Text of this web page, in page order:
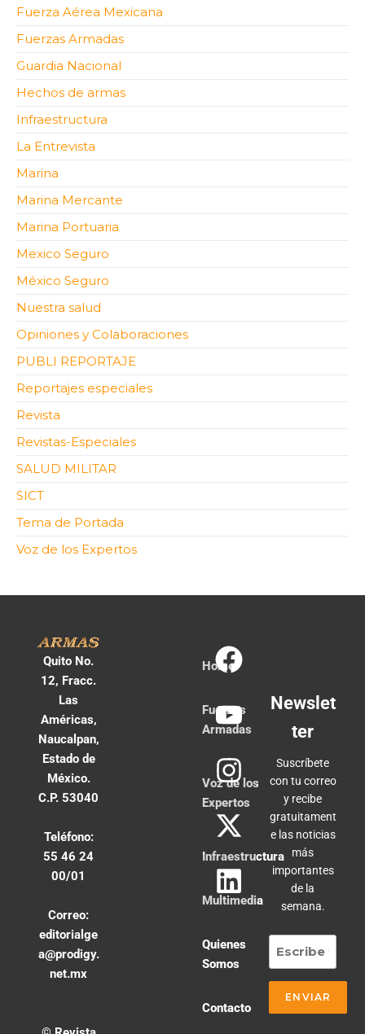
Fuerza Aérea Mexicana
Fuerzas Armadas
Guardia Nacional
Hechos de armas
Infraestructura
La Entrevista
Marina
Marina Mercante
Marina Portuaria
Mexico Seguro
México Seguro
Nuestra salud
Opiniones y Colaboraciones
PUBLI REPORTAJE
Reportajes especiales
Revista
Revistas-Especiales
SALUD MILITAR
SICT
Tema de Portada
Voz de los Expertos
Quito No.
12, Fracc.
Las
Américas,
Naucalpan,
Estado de
México.
C.P. 53040
Teléfono:
55 46 24
00/01
Correo:
editorialge
a@prodigy.
net.mx
Home
Fuerzas
Armadas
Voz de los
Expertos
Infraestructura
Multimedia
Quienes
Somos
Contacto
Newslet
ter
Suscríbete
con tu correo
y recibe
gratuitament
e las noticias
más
importantes
de la
semana.